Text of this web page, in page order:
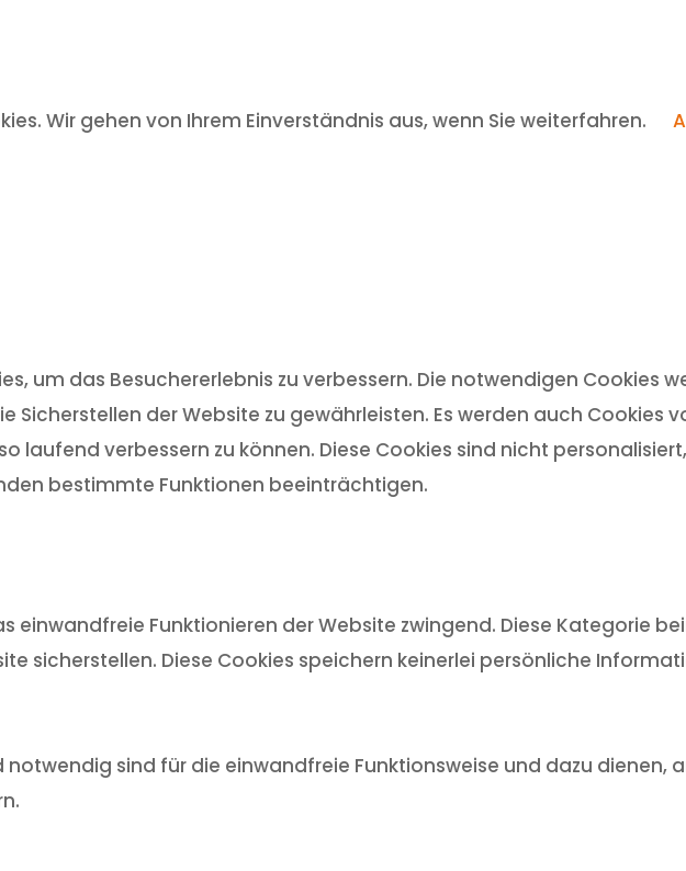
Wir gehen von Ihrem Einverständnis aus, wenn Sie weiterfahren.
um das Besuchererlebnis zu verbessern. Die notwendigen Cookies
Sicherstellen der Website zu gewährleisten. Es werden auch Cookies
laufend verbessern zu können. Diese Cookies sind nicht
bestimmte Funktionen beeinträchtigen.
einwandfreie Funktionieren der Website zwingend. Diese Kategorie
sicherstellen. Diese Cookies speichern keinerlei persönliche
notwendig sind für die einwandfreie Funktionsweise und dazu dienen,